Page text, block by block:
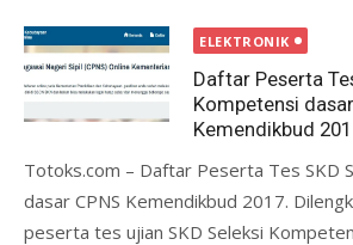
ELEKTRONIK
Daftar Peserta
Kompetensi
Kemendikbud
Totoks.com – Daftar Peserta Tes SKD
dasar CPNS Kemendikbud 2017.
peserta tes ujian SKD Seleksi